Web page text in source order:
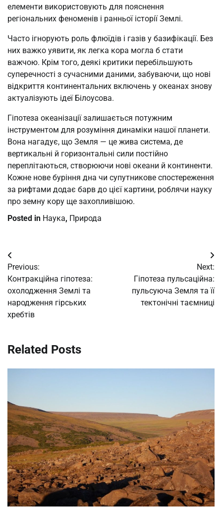
елементи використовують для пояснення
регіональних феноменів і ранньої історії Землі.
Часто ігнорують роль флюїдів і газів у базифікації. Без
них важко уявити, як легка кора могла б стати
важчою. Крім того, деякі критики перебільшують
суперечності з сучасними даними, забуваючи, що нові
відкриття континентальних включень у океанах знову
актуалізують ідеї Білоусова.
Гіпотеза океанізації залишається потужним
інструментом для розуміння динаміки нашої планети.
Вона нагадує, що Земля — це жива система, де
вертикальні й горизонтальні сили постійно
переплітаються, створюючи нові океани й континенти.
Кожне нове буріння дна чи супутникове спостереження
за рифтами додає барв до цієї картини, роблячи науку
про земну кору ще захопливішою.
Posted in Наука, Природа
Post
navigation
Previous:
Контракційна гіпотеза:
охолодження Землі та
народження гірських
хребтів
Next:
Гіпотеза пульсаційна:
пульсуюча Земля та її
тектонічні таємниці
Related Posts